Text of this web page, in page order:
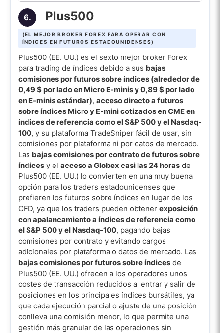
6. Plus500
(EL MEJOR BROKER FOREX PARA OPERAR CON
ÍNDICES EN FUTUROS ESTADOUNIDENSES)
Plus500 (EE. UU.) es el sexto mejor broker Forex
para trading de índices debido a sus bajas
comisiones por futuros sobre índices (alrededor de
0,49 $ por lado en Micro E-minis y 0,89 $ por lado
en E-minis estándar), acceso directo a futuros
sobre índices Micro y E-mini cotizados en CME en
índices de referencia como el S&P 500 y el Nasdaq-
100, y su plataforma TradeSniper fácil de usar, sin
comisiones por plataforma ni por datos de mercado.
Las bajas comisiones por contrato de futuros sobre
índicesy el acceso a Globex casi las 24 horasde
Plus500 (EE. UU.) lo convierten en una muy buena
opción para los traders estadounidenses que
prefieren los futuros sobre índices en lugar de los
CFD, ya que los traders pueden obtener exposición
con apalancamiento a índices de referencia como
el S&P 500 y el Nasdaq-100, pagando bajas
comisiones por contrato y evitando cargos
adicionales por plataforma o datos de mercado. Las
bajas comisiones por futuros sobre índicesde
Plus500 (EE. UU.) ofrecen a los operadores unos
costes de transacción reducidos al entrar y salir de
posiciones en los principales índices bursátiles, ya
que cada ejecución parcial o ajuste de una posición
conlleva una comisión menor, lo que permite una
gestión más granular de las operaciones sin